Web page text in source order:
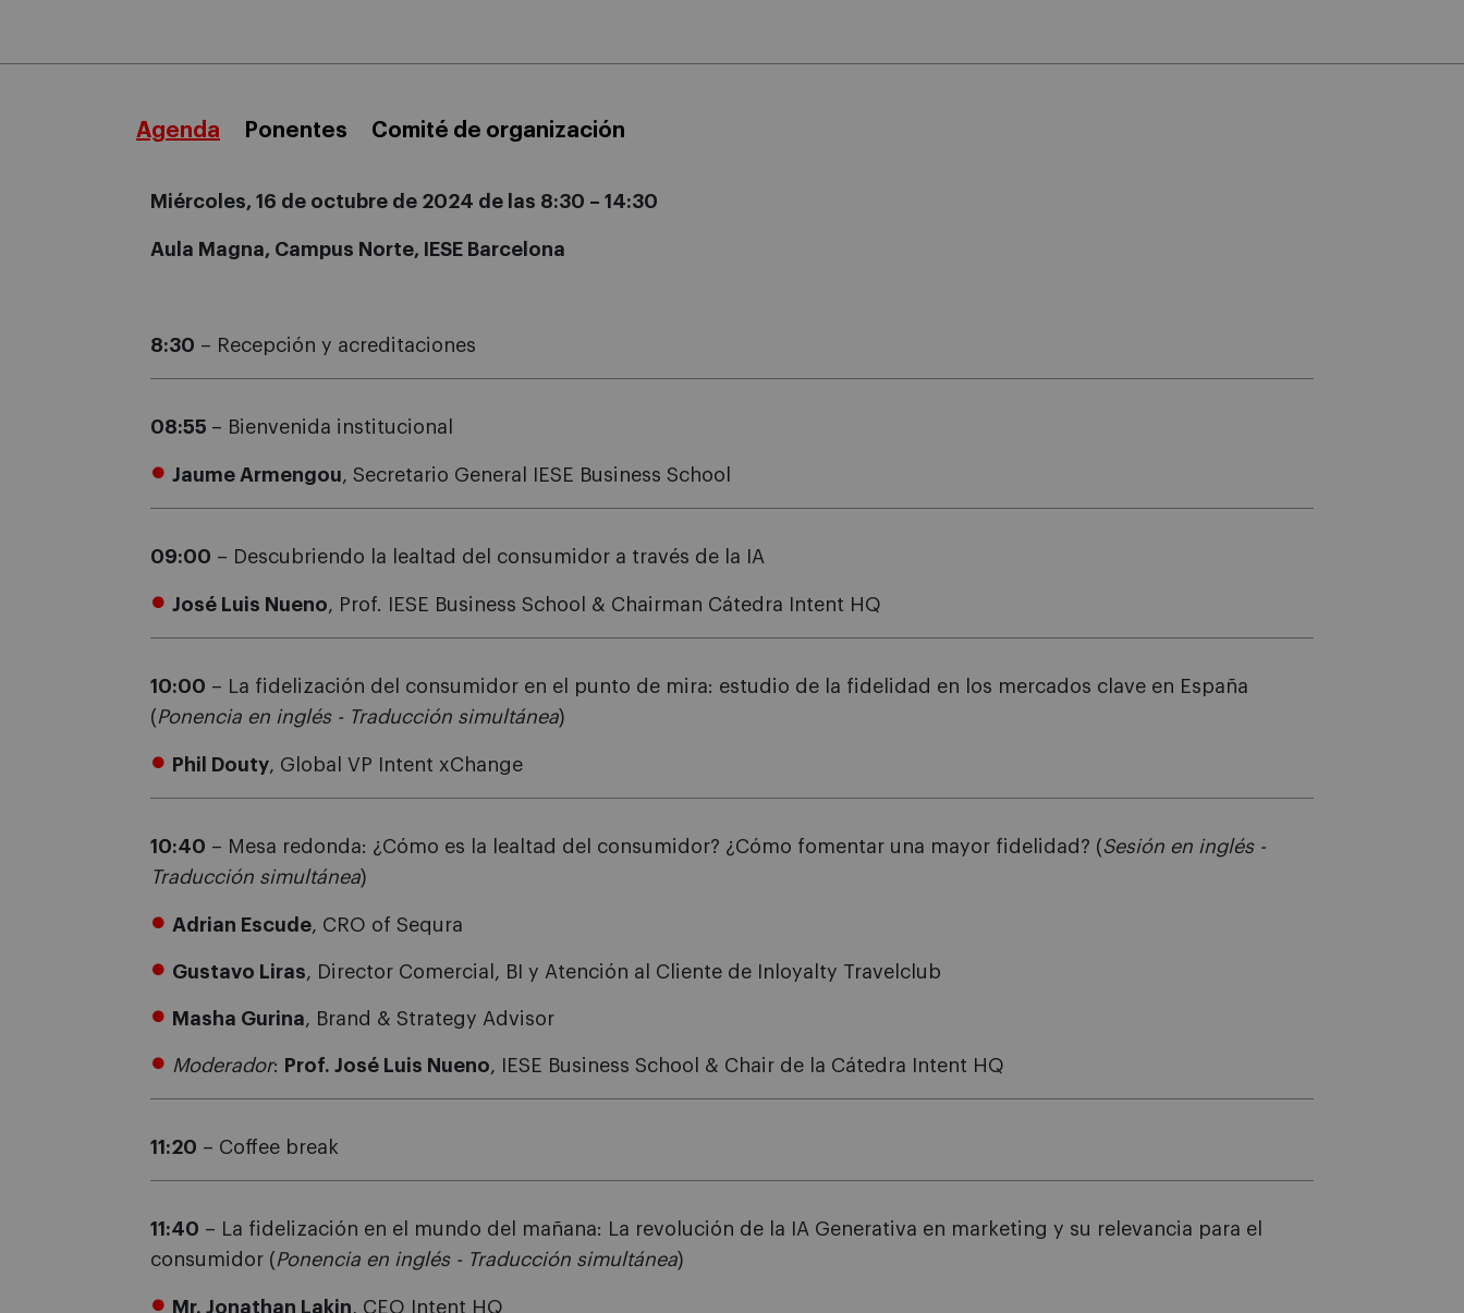
Agenda Ponentes Comité de organización
Miércoles, 16 de octubre de 2024 de las 8:30 – 14:30
Aula Magna, Campus Norte, IESE Barcelona
8:30 – Recepción y acreditaciones
08:55 – Bienvenida institucional
Jaume Armengou, Secretario General IESE Business School
09:00 – Descubriendo la lealtad del consumidor a través de la IA
José Luis Nueno, Prof. IESE Business School & Chairman Cátedra Intent HQ
10:00 – La fidelización del consumidor en el punto de mira: estudio de la fidelidad en los mercados clave en España
(Ponencia en inglés - Traducción simultánea)
Phil Douty, Global VP Intent xChange
10:40 – Mesa redonda: ¿Cómo es la lealtad del consumidor? ¿Cómo fomentar una mayor fidelidad? (Sesión en inglés -
Traducción simultánea)
Adrian Escude, CRO of Sequra
Gustavo Liras, Director Comercial, BI y Atención al Cliente de Inloyalty Travelclub
Masha Gurina, Brand & Strategy Advisor
Moderador: Prof. José Luis Nueno, IESE Business School & Chair de la Cátedra Intent HQ
11:20 – Coffee break
11:40 – La fidelización en el mundo del mañana: La revolución de la IA Generativa en marketing y su relevancia para el
consumidor (Ponencia en inglés - Traducción simultánea)
Mr. Jonathan Lakin, CEO Intent HQ